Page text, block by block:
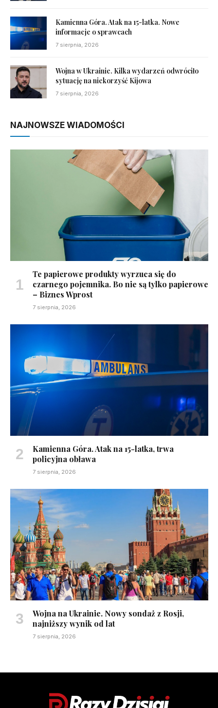
Kamienna Góra. Atak na 15-latka. Nowe
informacje o sprawcach
7 sierpnia, 2026
Wojna w Ukrainie. Kilka wydarzeń odwróciło
sytuację na niekorzyść Kijowa
7 sierpnia, 2026
NAJNOWSZE WIADOMOŚCI
Te papierowe produkty wyrzuca się do
czarnego pojemnika. Bo nie są tylko papierowe
– Biznes Wprost
7 sierpnia, 2026
Kamienna Góra. Atak na 15-latka, trwa
policyjna obława
7 sierpnia, 2026
Wojna na Ukrainie. Nowy sondaż z Rosji,
najniższy wynik od lat
7 sierpnia, 2026